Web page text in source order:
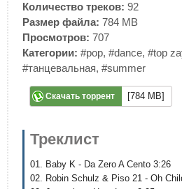
Количество треков: 92
Размер файла: 784 MB
Просмотров: 707
Категории: #pop, #dance, #top
#танцевальная, #summer
Скачать торрент [784 MB]
Треклист
01. Baby K - Da Zero A Cento 3:26
02. Robin Schulz & Piso 21 - Oh